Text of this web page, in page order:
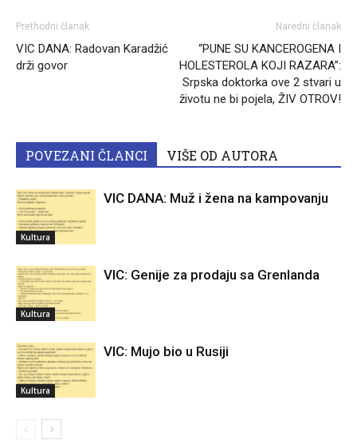
Prethodni članak
VIC DANA: Radovan Karadžić
drži govor
Naredni članak
“PUNE SU KANCEROGENA I
HOLESTEROLA KOJI RAZARA”:
Srpska doktorka ove 2 stvari u
životu ne bi pojela, ŽIV OTROV!
POVEZANI ČLANCI VIŠE OD AUTORA
Kultura
VIC DANA: Muž i žena na kampovanju
Kultura
VIC: Genije za prodaju sa Grenlanda
Kultura
VIC: Mujo bio u Rusiji